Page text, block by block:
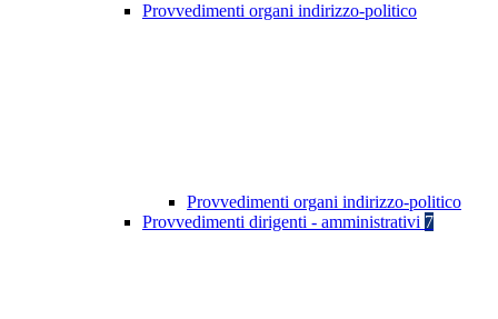
Provvedimenti organi indirizzo-politico
Provvedimenti organi indirizzo-politico
Provvedimenti dirigenti - amministrativi 7